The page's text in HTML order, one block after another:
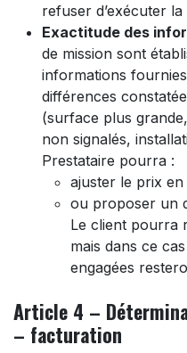
refuser d’exécuter
Exactitude des
de mission sont
informations
différences
(surface plus
non signalés,
Prestataire pourra :
ajuster le prix
ou proposer un
Le client pourra
mais dans ce
engagées
Article 4 –
– facturation